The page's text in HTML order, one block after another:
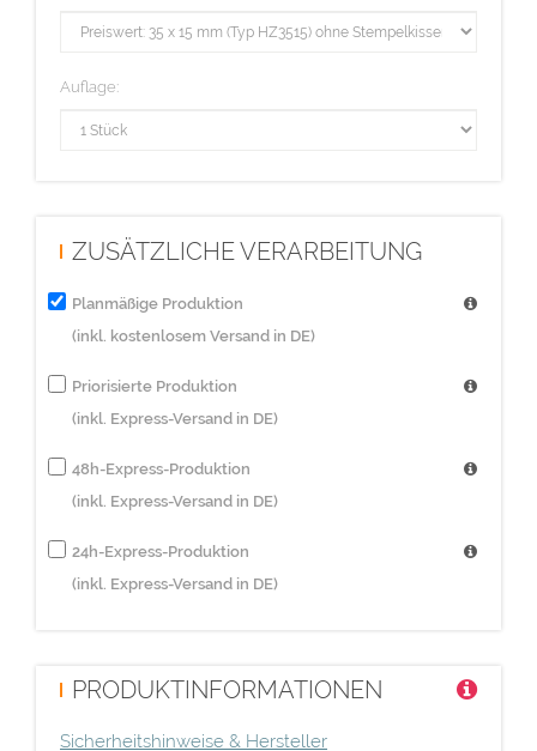
Auflage:
ZUSÄTZLICHE VERARBEITUNG
Planmäßige Produktion
(inkl. kostenlosem Versand in DE)
Priorisierte Produktion
(inkl. Express-Versand in DE)
48h-Express-Produktion
(inkl. Express-Versand in DE)
24h-Express-Produktion
(inkl. Express-Versand in DE)
PRODUKTINFORMATIONEN
Sicherheitshinweise & Hersteller